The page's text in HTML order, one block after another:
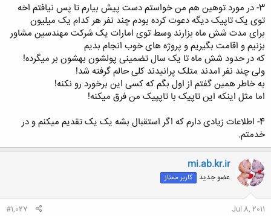
3- در مورد توهین هم من خواستم دست پیش بیارم تا پس نیافتم اخه
توی یک تاپیک دیگه دعوت کرده بودم چند نفر هر کدام یک میلیون
برای مدت شش ماه بزارند وسط توی امارات یک شرکت مهندسین مشاور
بزنیم و اقامت بگیریم و پروژه های خوب انجام بدیم
که در حدود شش ماه تا یک سال تضمینی پولشون بهشون بر میگرده!
ولی چند نفر امدند متلک پرانیدند کلی حالم گرفته شد!
به خاطر همین گفتم از اول بگم که کسی این برخورد رو نکنه!
اما مثل اینکه این تاپیک با تاپپیک من فرق میکنه!
4- اطلاعات زیادی دارم که اگر استقبال بشه یک یک تقدیم میکنم و در
خدمتم.
mi.ab.kr.ir
عضو جدید کاربر ممتاز
Jul 8, 2011
#1,027